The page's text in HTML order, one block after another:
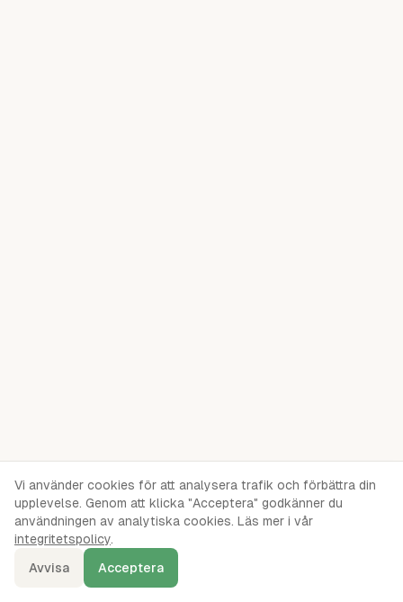
Vi använder cookies för att analysera trafik och förbättra din
upplevelse. Genom att klicka "Acceptera" godkänner du
användningen av analytiska cookies. Läs mer i vår
integritetspolicy.
Avvisa
Acceptera